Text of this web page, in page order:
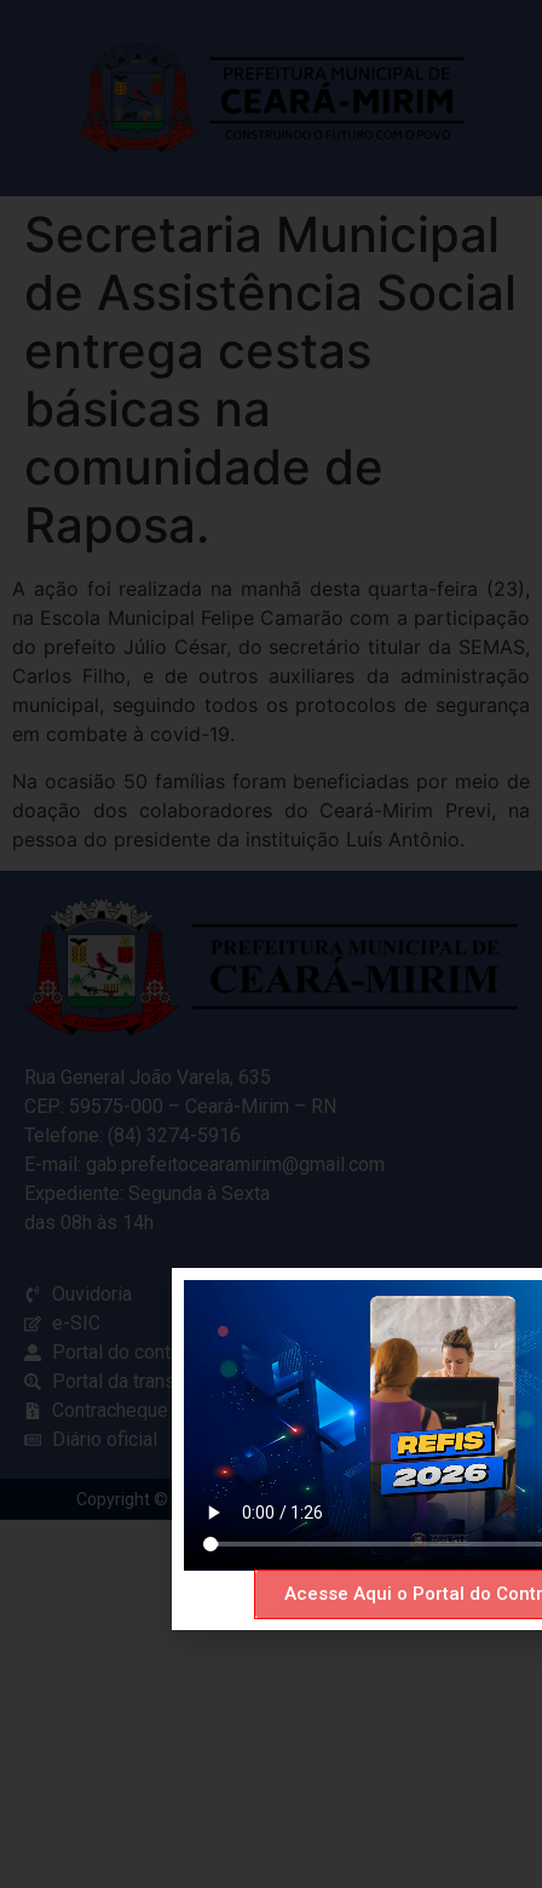
Secretaria Municipal
de Assistência Social
entrega cestas
básicas na
comunidade de
Raposa.
A ação foi realizada na manhã desta quarta-feira (23),
na Escola Municipal Felipe Camarão com a participação
do prefeito Júlio César, do secretário titular da SEMAS,
Carlos Filho, e de outros auxiliares da administração
municipal, seguindo todos os protocolos de segurança
em combate à covid-19.
Na ocasião 50 famílias foram beneficiadas por meio de
doação dos colaboradores do Ceará-Mirim Previ, na
pessoa do presidente da instituição Luís Antônio.
Rua General João Varela, 635
CEP: 59575-000 – Ceará-Mirim – RN
Telefone: (84) 3274-5916
E-mail: gab.prefeitocearamirim@gmail.com
Expediente: Segunda à Sexta
das 08h às 14h
Ouvidoria
e-SIC
Portal do contribuinte
Portal da transparência
Contracheque online
Diário oficial
Copyright © 2024 Criado com pela Renovar Web
Acesse Aqui o Portal do